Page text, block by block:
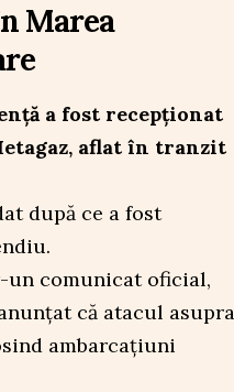
Marea
a fost recepționat
aflat în tranzit
după ce a fost
un comunicat oficial,
că atacul asupra
ambarcațiuni